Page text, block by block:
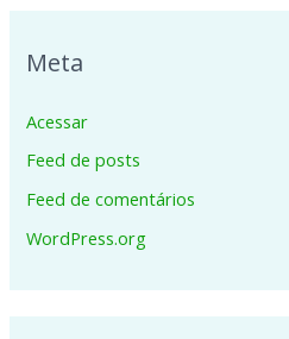
Meta
Acessar
Feed de posts
Feed de comentários
WordPress.org